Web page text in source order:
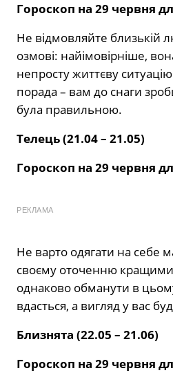
Гороскоп на 29 червня
Не відмовляйте близькій
озмові: найімовірніше,
непросту життєву
порада – вам до снаги
була правильною.
Телець (21.04 – 21.05)
Гороскоп на 29 червня
РЕКЛАМА
Не варто одягати на себе
своєму оточенню
однаково обманути в
вдасться, а вигляд у вас
Близнята (22.05 – 21.06)
Гороскоп на 29 червня